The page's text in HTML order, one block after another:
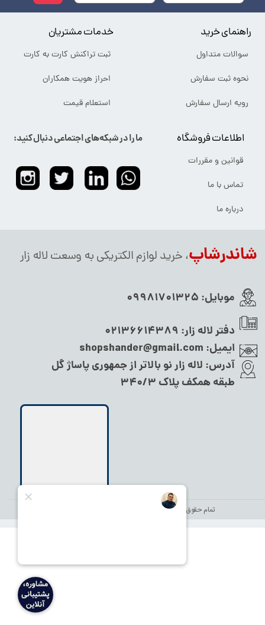
شاندرشاپ، خرید لوازم الکتریکی به وسعت لاله زار
تمام حقوق این سایت متعلق به
موبایل: 09981701325
دفتر لاله زار: 02136614389
ایمیل: shopshander@gmail.com
آدرس: لاله زار نو بالاتر از جمهوری پاساژ گل
طبقه همکف پلاک ۳۴۰/۳
ما را در شبکه‌های اجتماعی دنبال کنید: اطلاعات فروشگاه
قوانین و مقررات
تماس با ما
درباره ما
خدمات مشتریان
ثبت تراکنش کارت به کارت
احراز هویت همکاران
استعلام قیمت
راهنمای خرید
سوالات متداول
نحوه ثبت سفارش
رویه ارسال سفارش